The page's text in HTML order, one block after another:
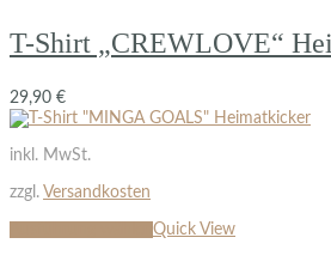
T-Shirt „CREWLOVE“
29,90 €
inkl. MwSt.
zzgl. Versandkosten
Quick View